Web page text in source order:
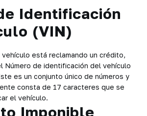
Identificación
(VIN)
vehículo está reclamando un crédito,
Número de identificación del vehículo
es un conjunto único de números y
consta de 17 caracteres que se
el vehículo.
Imponible